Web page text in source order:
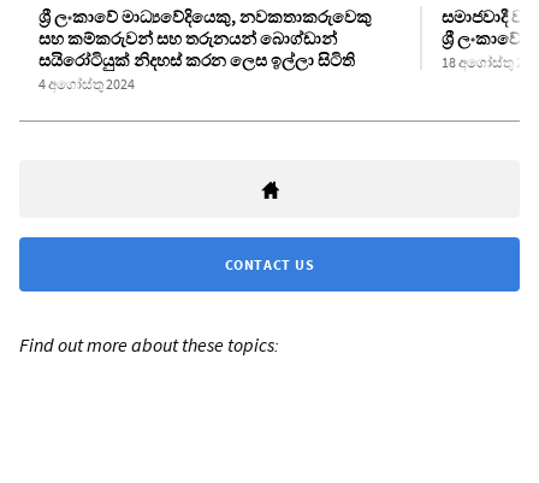
ශ්‍රී ලංකාවේ මාධ්‍යවේදියෙකු, නවකතාකරුවෙකු
සහ කම්කරුවන් සහ තරුනයන් බොග්ඩාන්
සයිරෝටියුක් නිදහස් කරන ලෙස ඉල්ලා සිටිති
4 අගෝස්තු 2024
සමාජවාදී
ශ්‍රී ලංකාවේ
18 අගෝස්තු
CONTACT US
Find out more about these topics: